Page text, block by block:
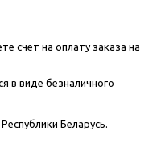
счет на оплату заказа на
в виде безналичного
Беларусь.